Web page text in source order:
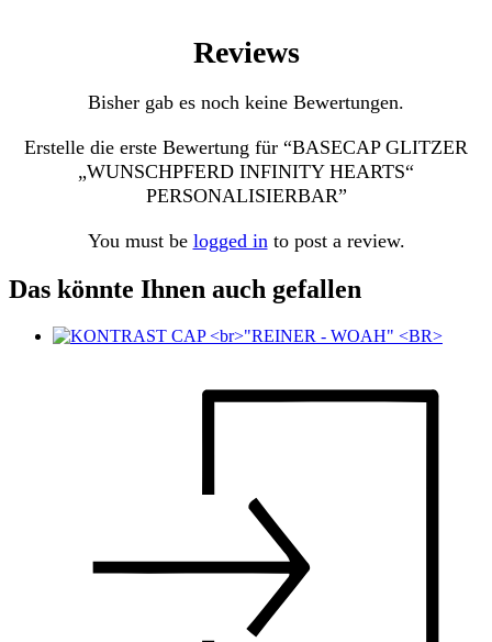
Reviews
Bisher gab es noch keine Bewertungen.
Erstelle die erste Bewertung für “BASECAP GLITZER
„WUNSCHPFERD INFINITY HEARTS“
PERSONALISIERBAR”
You must be logged into post a review.
Das könnte Ihnen auch gefallen